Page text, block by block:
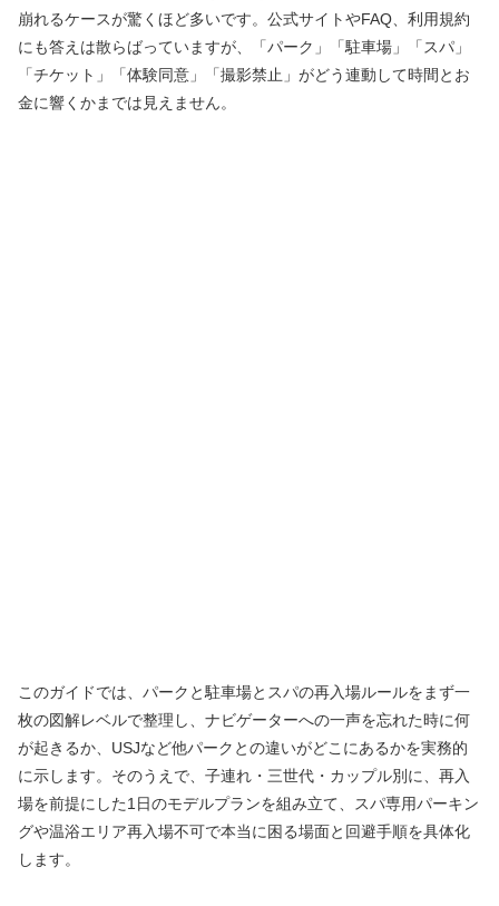
崩れるケースが驚くほど多いです。公式サイトやFAQ、利用規約
にも答えは散らばっていますが、「パーク」「駐車場」「スパ」
「チケット」「体験同意」「撮影禁止」がどう連動して時間とお
金に響くかまでは見えません。
このガイドでは、パークと駐車場とスパの再入場ルールをまず一
枚の図解レベルで整理し、ナビゲーターへの一声を忘れた時に何
が起きるか、USJなど他パークとの違いがどこにあるかを実務的
に示します。そのうえで、子連れ・三世代・カップル別に、再入
場を前提にした1日のモデルプランを組み立て、スパ専用パーキン
グや温浴エリア再入場不可で本当に困る場面と回避手順を具体化
します。